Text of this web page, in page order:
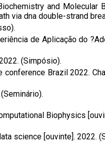
and
via dna double-strand
de Aplicação do
(Simpósio).
conference Brazil 2022.
Biophysics
science [ouvinte]. 2022.